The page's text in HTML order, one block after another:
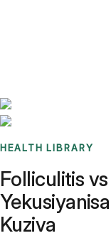
HEALTH LIBRARY
Folliculitis
Kuziva